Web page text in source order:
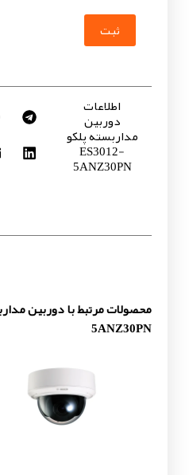
ثبت
اطلاعات
دوربین
مداربسته پلکو
ES3012-
5ANZ30PN
5ANZ30PN